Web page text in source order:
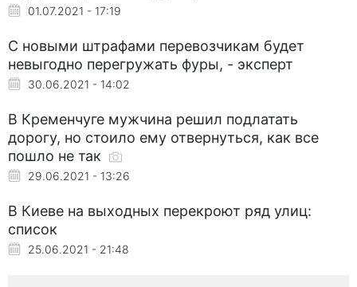
01.07.2021 - 17:19
С новыми штрафами перевозчикам будет
невыгодно перегружать фуры, - эксперт
30.06.2021 - 14:02
В Кременчуге мужчина решил подлатать
дорогу, но стоило ему отвернуться, как все
пошло не так
29.06.2021 - 13:26
В Киеве на выходных перекроют ряд улиц:
список
25.06.2021 - 21:48